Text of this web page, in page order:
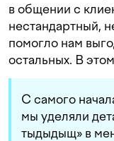
в общении с
нестандартный,
помогло нам
остальных. В
С самого
мы уделяли
тыдыдыщ» в